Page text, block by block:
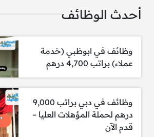
الوظائف:
مشرف خدمات الطعام
خبير تجربة الضيوف
أحدث الوظائف
وظائف في ابوظبي (خدمة
عملاء) براتب 4,700 درهم
وظائف في دبي براتب 9,000
درهم لحملة المؤهلات العليا –
قدم الآن